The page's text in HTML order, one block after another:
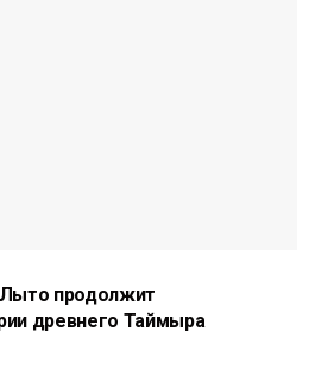
продолжит
древнего Таймыра